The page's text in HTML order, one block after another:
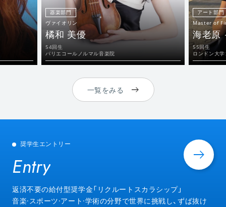
器楽部門
ヴァイオリン
橘和 美優
54回生
パリエコールノルマル音楽院
アート部門
Master of
海老原
55回生
ロンドン大
一覧をみる
奨学生エントリー
Entry
Entry
返済不要の給付型奨学金「リクルートスカラシップ」
音楽·スポーツ·アート·学術の分野で世界に挑戦し、ずば抜け